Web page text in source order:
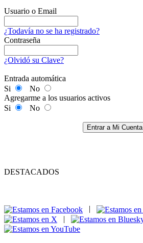
Usuario o Email
¿Todavía no se ha registrado?
Contraseña
¿Olvidó su Clave?
Entrada automática
Si
No
Agregarme a los usuarios activos
Si
No
Entrar a Mi Cuenta
DESTACADOS
|